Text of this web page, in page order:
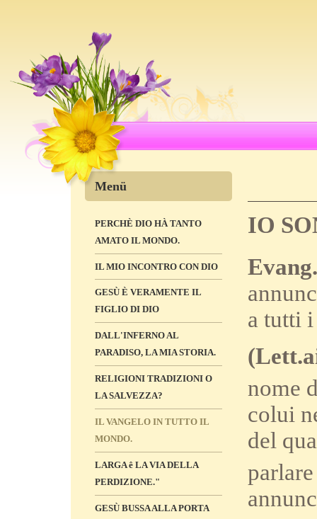
Menü
PERCHÈ DIO HÀ TANTO
AMATO IL MONDO.
IL MIO INCONTRO CON DIO
GESÙ È VERAMENTE IL
FIGLIO DI DIO
DALL'INFERNO AL
PARADISO, LA MIA STORIA.
RELIGIONI TRADIZIONI O
LA SALVEZZA?
IL VANGELO IN TUTTO IL
MONDO.
LARGA ê LA VIA DELLA
PERDIZIONE."
GESÙ BUSSA ALLA PORTA
IO
a tutti
nome
colui
del